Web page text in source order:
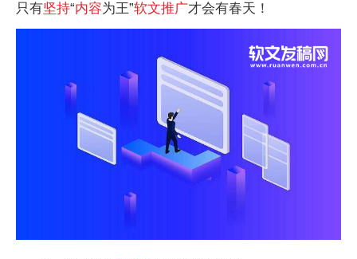
只有坚持“内容为王”软文推广才会有春天！